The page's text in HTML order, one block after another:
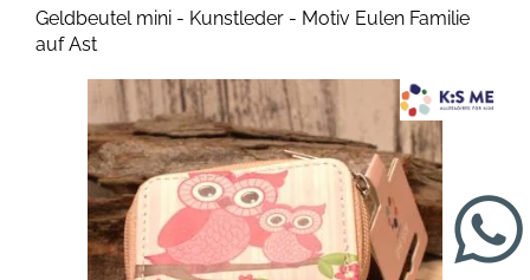
Geldbeutel mini - Kunstleder - Motiv Eulen Familie
auf Ast